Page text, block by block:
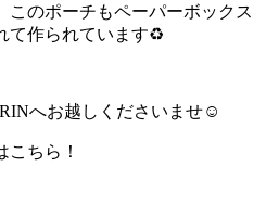
このポーチもペーパーボックス
て作られています♻️
へお越しくださいませ☺︎
ちら！